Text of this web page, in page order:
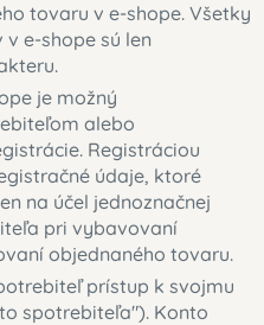
tovaru v e-shope. Všetky
e-shope sú len
je možný
alebo
Registráciou
údaje, ktoré
na účel jednoznačnej
pri vybavovaní
objednaného tovaru.
prístup k svojmu
spotrebiteľa"). Konto